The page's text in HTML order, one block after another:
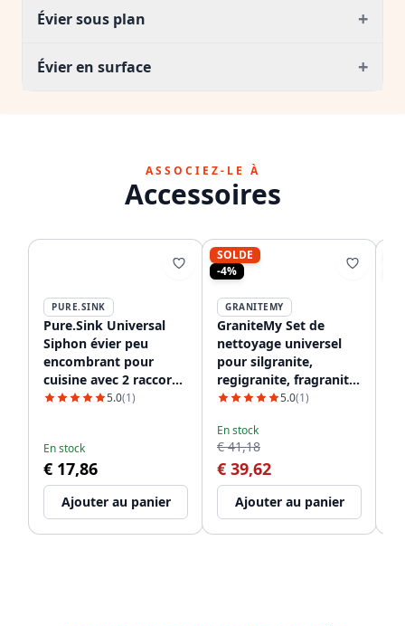
Évier sous plan +
Évier en surface +
ASSOCIEZ-LE À
Accessoires
PURE.SINK
Pure.Sink Universal
Siphon évier peu
encombrant pour
cuisine avec 2 raccords
pour lave-vaisselle
5.0(1)
En stock
€ 17,86
Ajouter au panier
SOLDE
-4%
GRANITEMY
GraniteMy Set de
nettoyage universel
pour silgranite,
regigranite, fragranite
et quartz 1208952866
5.0(1)
En stock
€ 41,18
€ 39,62
Ajouter au panier